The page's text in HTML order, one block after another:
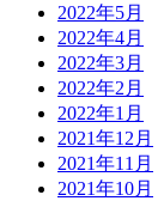
2022年5月
2022年4月
2022年3月
2022年2月
2022年1月
2021年12月
2021年11月
2021年10月